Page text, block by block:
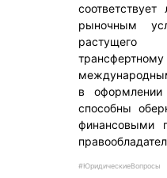
рыночным
в оформлении
способны
финансовыми
#ЮридическиеВопросы